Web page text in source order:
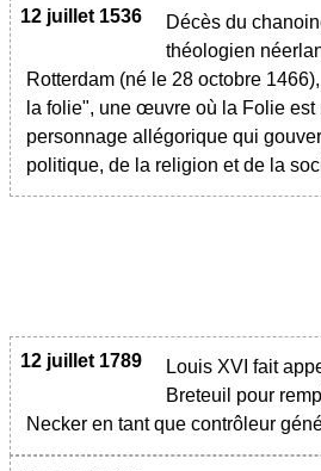
12 juillet 1536 Décès du
théologien
Rotterdam (né le 28 octobre
la folie", une œuvre où la Folie est
personnage allégorique qui
politique, de la religion et de la
12 juillet 1789
Louis XVI fait
Breteuil pour
Necker en tant que contrôleur